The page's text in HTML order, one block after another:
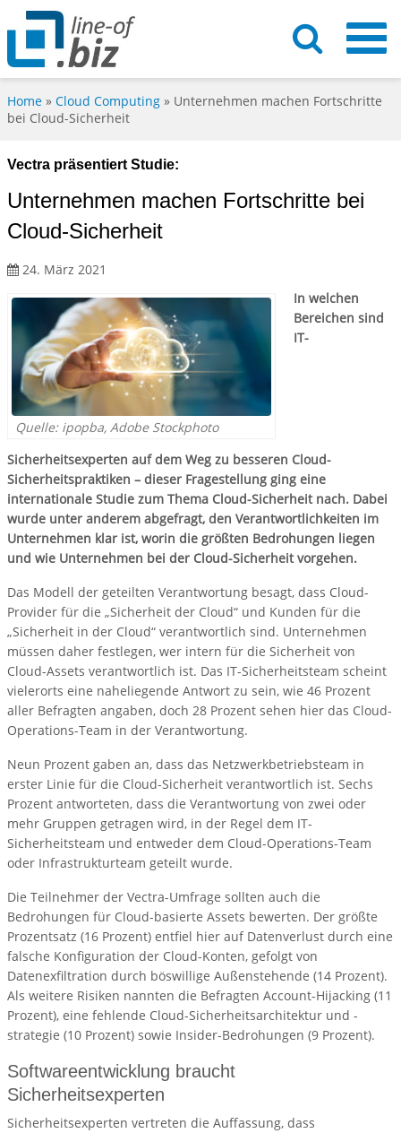
Home » Cloud Computing » Unternehmen machen Fortschritte
bei Cloud-Sicherheit
Vectra präsentiert Studie:
Unternehmen machen Fortschritte bei
Cloud-Sicherheit
24. März 2021
Quelle: ipopba, Adobe Stockphoto
In welchen
Bereichen sind
IT-
Sicherheitsexperten auf dem Weg zu besseren Cloud-
Sicherheitspraktiken – dieser Fragestellung ging eine
internationale Studie zum Thema Cloud-Sicherheit nach. Dabei
wurde unter anderem abgefragt, den Verantwortlichkeiten im
Unternehmen klar ist, worin die größten Bedrohungen liegen
und wie Unternehmen bei der Cloud-Sicherheit vorgehen.
Das Modell der geteilten Verantwortung besagt, dass Cloud-
Provider für die „Sicherheit der Cloud“ und Kunden für die
„Sicherheit in der Cloud“ verantwortlich sind. Unternehmen
müssen daher festlegen, wer intern für die Sicherheit von
Cloud-Assets verantwortlich ist. Das IT-Sicherheitsteam scheint
vielerorts eine naheliegende Antwort zu sein, wie 46 Prozent
aller Befragten angaben, doch 28 Prozent sehen hier das Cloud-
Operations-Team in der Verantwortung.
Neun Prozent gaben an, dass das Netzwerkbetriebsteam in
erster Linie für die Cloud-Sicherheit verantwortlich ist. Sechs
Prozent antworteten, dass die Verantwortung von zwei oder
mehr Gruppen getragen wird, in der Regel dem IT-
Sicherheitsteam und entweder dem Cloud-Operations-Team
oder Infrastrukturteam geteilt wurde.
Die Teilnehmer der Vectra-Umfrage sollten auch die
Bedrohungen für Cloud-basierte Assets bewerten. Der größte
Prozentsatz (16 Prozent) entfiel hier auf Datenverlust durch eine
falsche Konfiguration der Cloud-Konten, gefolgt von
Datenexfiltration durch böswillige Außenstehende (14 Prozent).
Als weitere Risiken nannten die Befragten Account-Hijacking (11
Prozent), eine fehlende Cloud-Sicherheitsarchitektur und -
strategie (10 Prozent) sowie Insider-Bedrohungen (9 Prozent).
Softwareentwicklung braucht
Sicherheitsexperten
Sicherheitsexperten vertreten die Auffassung, dass